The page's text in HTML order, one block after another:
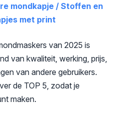
mondkapje / Stoffen en
met print
van 2025 is
van kwaliteit, werking, prijs,
van andere gebruikers.
de TOP 5, zodat je
maken.